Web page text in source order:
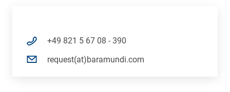
+49 821 5 67 08 - 390
request(at)baramundi.com